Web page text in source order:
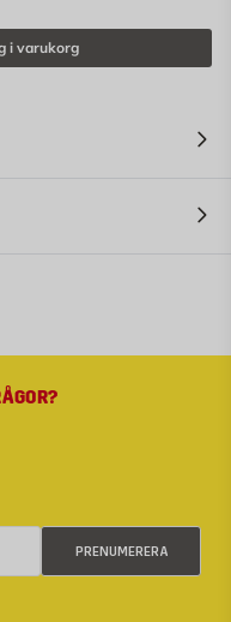
Det medföljer
i varukorg
PRENUMERERA